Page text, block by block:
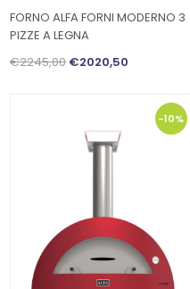
FORNO ALFA FORNI MODERNO 3
PIZZE A LEGNA
€2245,00 €2020,50
-10%